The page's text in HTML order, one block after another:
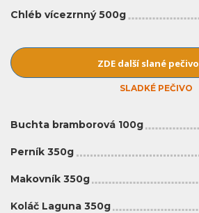
Chléb vícezrnný 500g
ZDE další slané pečivo
SLADKÉ PEČIVO
Buchta bramborová 100g
Perník 350g
Makovník 350g
Koláč Laguna 350g